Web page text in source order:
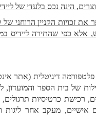
נכס בלעדי של ליידיס.
הלקוחה מתחייבת לא להפר את זכויות הקניין הרוחני של ליידיס
ליידיס מספקת ללקוחותיה פלטפורמה דיגיטלית (אתר אינטרנט)
המיועדת לניהול כלל הפעילות של בית הספר והמועדון, לרבות:
הרשמה לקורסים וטורנירים, רכישת כרטיסיות תרגולים, ביצוע
תשלומים, צפיה בסיכומים אישיים, מעקב אחר ליגות וניקוד,